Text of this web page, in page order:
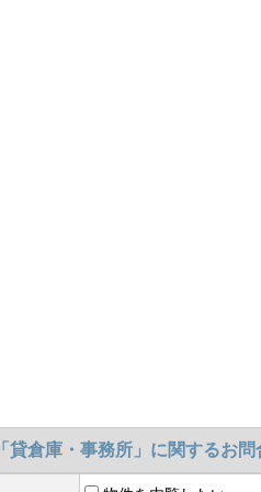
「貸倉庫・事務所」に関するお問